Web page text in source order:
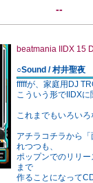
--
beatmania IIDX 15
○Sound / 村井聖夜
fffffが、家庭用DJ
こういう形でIIDX
これまでもいろい
アチラコチラから
れつつも、
ポップンでのリリ
まで
作ることになって